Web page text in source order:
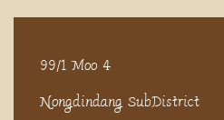
99/1 Moo 4
Nongdindang SubDistrict